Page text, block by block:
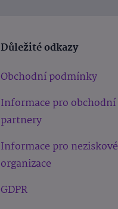
Důležité odkazy
Obchodní podmínky
Informace pro obchodní
partnery
Informace pro neziskové
organizace
GDPR